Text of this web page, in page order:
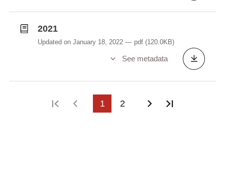
2021
Updated on January 18, 2022 pdf (120.0KB)
See metadata
First pagePrevious page
1 2 Next page